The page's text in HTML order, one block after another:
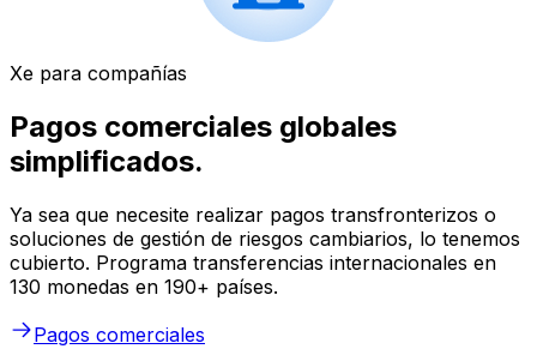
Xe para compañías
Pagos comerciales globales
simplificados.
Ya sea que necesite realizar pagos transfronterizos o
soluciones de gestión de riesgos cambiarios, lo tenemos
cubierto. Programa transferencias internacionales en
130 monedas en 190+ países.
Pagos comerciales